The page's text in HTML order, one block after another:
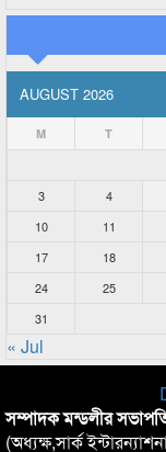
AUGUST 2026
M T
3
4
10
11
17
18
24
25
31
« Jul
সম্পাদক মন্ডলীর
(অধ্যক্ষ,সার্ক